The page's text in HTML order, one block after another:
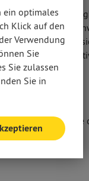
www.thuellen.de
ein optimales
Klick auf den
Verwendung
Sie
Sie zulassen
Sie in